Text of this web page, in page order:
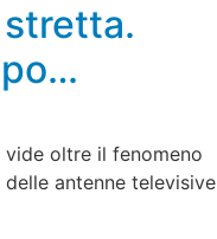
oltre il fenomeno
antenne televisive